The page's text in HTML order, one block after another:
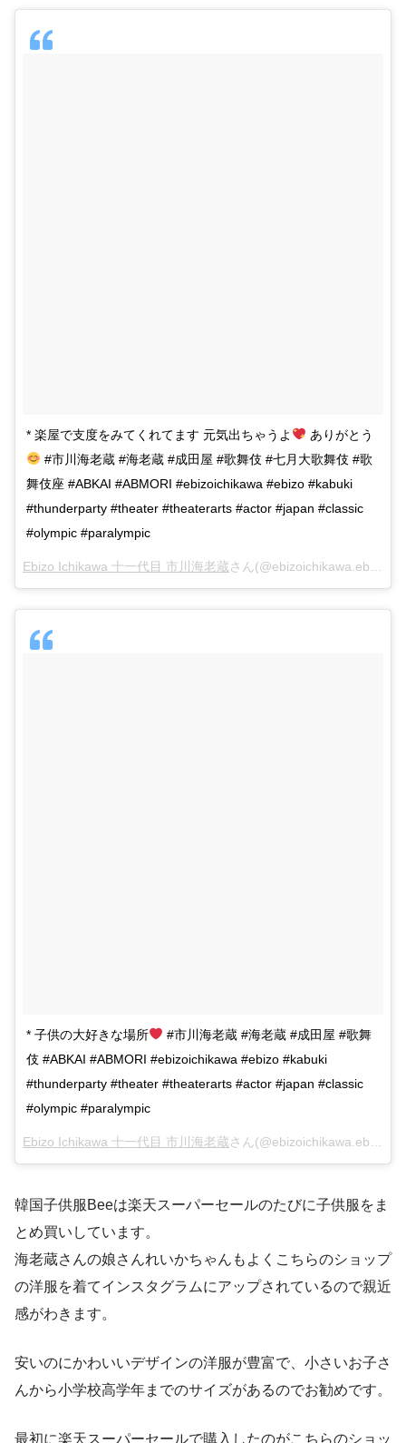
* 楽屋で支度をみてくれてます 元気出ちゃうよ
ありがとう
#市川海老蔵 #海老蔵 #成田屋 #歌舞伎 #七月大歌舞伎 #歌
舞伎座 #ABKAI #ABMORI #ebizoichikawa #ebizo #kabuki
#thunderparty #theater #theaterarts #actor #japan #classic
#olympic #paralympic
Ebizo Ichikawa 十一代目 市川海老蔵さん(@ebizoichikawa.ebizoichikawa)がシェアした投稿 –
* 子供の大好きな場所
#市川海老蔵 #海老蔵 #成田屋 #歌舞
伎 #ABKAI #ABMORI #ebizoichikawa #ebizo #kabuki
#thunderparty #theater #theaterarts #actor #japan #classic
#olympic #paralympic
Ebizo Ichikawa 十一代目 市川海老蔵さん(@ebizoichikawa.ebizoichikawa)がシェアした投稿 –
韓国子供服Beeは楽天スーパーセールのたびに子供服をま
とめ買いしています。
海老蔵さんの娘さんれいかちゃんもよくこちらのショップ
の洋服を着てインスタグラムにアップされているので親近
感がわきます。
安いのにかわいいデザインの洋服が豊富で、小さいお子さ
んから小学校高学年までのサイズがあるのでお勧めです。
最初に楽天スーパーセールで購入したのがこちらのショッ